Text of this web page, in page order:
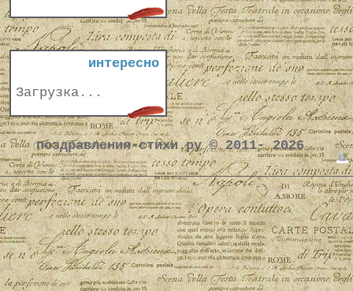
интересно
Загрузка...
поздравления-стихи.ру © 2011- 2026